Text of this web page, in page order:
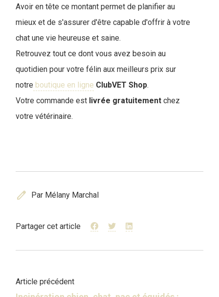
Avoir en tête ce montant permet de planifier au
mieux et de s'assurer d'être capable d'offrir à votre
chat une vie heureuse et saine.
Retrouvez tout ce dont vous avez besoin au
quotidien pour votre félin aux meilleurs prix sur
notre boutique en ligne ClubVET Shop.
Votre commande est livrée gratuitement chez
votre vétérinaire.
edit Par Mélany Marchal
Partager cet article
Article précédent